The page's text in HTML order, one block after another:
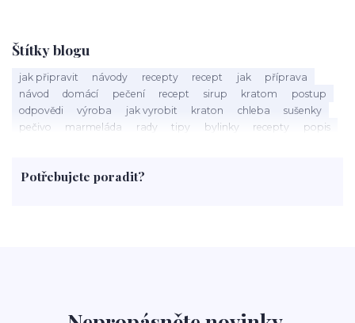
Štítky blogu
jak připravit návody recepty recept jak
příprava
návod
domácí pečení recept sirup kratom
postup
odpovědi
výroba jak vyrobit kraton chleba
sušenky
pečivo
marmeláda rady tipy bylinky recepty
popis
rohlíky
grilování čaj
Potřebujete poradit?